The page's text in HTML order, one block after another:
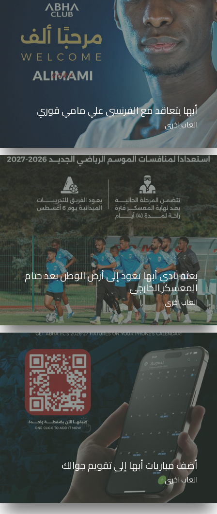
أبها يتعاقد مع الفرنسي علي مامي قوري
العاب اخرى
بعثة نادي أبها تعود إلى أرض الوطن بعد ختام
المعسكر الخارجي
العاب اخرى
أضف مباريات أبها إلى تقويم جوالك
العاب اخرى